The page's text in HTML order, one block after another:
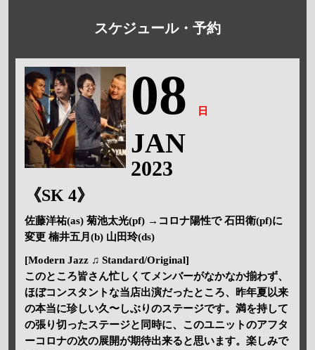
スケジュール・予約
08 日
JAN
2023
《SK 4》
佐藤洋祐(as) 菊池太光(pf) →コロナ陽性で 石田衛(pf)に
変更 楠井五月(b) 山田玲(ds)
[Modern Jazz ♫ Standard/Original]
このところ皆さん忙しくてメンバーがなかなか揃わず、
ほぼコンスタントな当店出演だったところ、昨年夏以来
の本当に珍しい久〜しぶりのステージです。満を持して
の張り切ったステージと同時に、このユニットのアフタ
ーコロナの次の展開が期待出来ると思います。楽しみで